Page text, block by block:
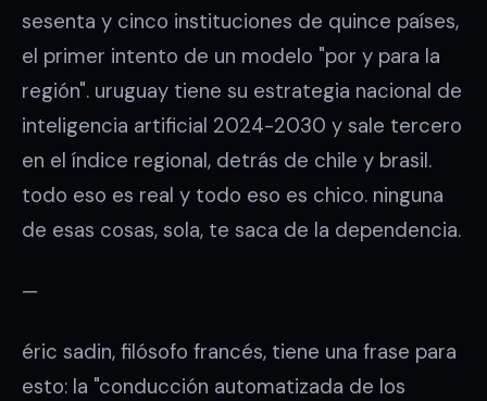
sesenta y cinco instituciones de quince países,
el primer intento de un modelo "por y para la
región". uruguay tiene su estrategia nacional de
inteligencia artificial 2024-2030 y sale tercero
en el índice regional, detrás de chile y brasil.
todo eso es real y todo eso es chico. ninguna
de esas cosas, sola, te saca de la dependencia.
—
éric sadin, filósofo francés, tiene una frase para
esto: la "conducción automatizada de los